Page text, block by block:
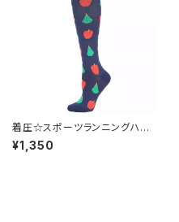
着圧☆スポーツランニングハイ
ソックス Pear H2
¥1,350